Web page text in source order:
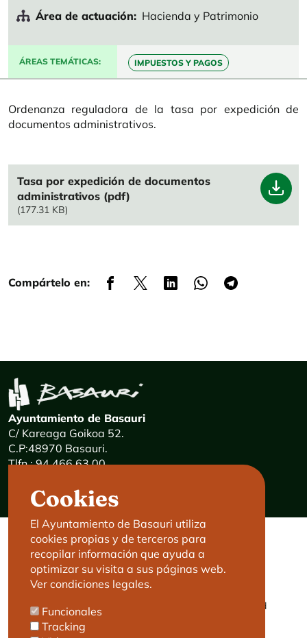
Área de actuación
Hacienda y Patrimonio
ÁREAS TEMÁTICAS IMPUESTOS Y PAGOS
Ordenanza reguladora de la tasa por expedición de
documentos administrativos.
File
Tasa por expedición de documentos
administrativos (pdf)
(177.31 KB)
Compártelo en:
Cookies
El Ayuntamiento de Basauri utiliza
cookies propias y de terceros para
recopilar información que ayuda a
optimizar su visita a sus páginas web.
Ver condiciones legales.
Funcionales
Tracking
Ayuntamiento de Basauri
C/ Kareaga Goikoa 52.
C.P:48970 Basauri.
Tlfn.: 94 466 63 00
E-mail: haz@basauri.eus
CONTACTO
Basauri le atiende
Cita previa
LEGAL
Aviso legal
Política de privacidad